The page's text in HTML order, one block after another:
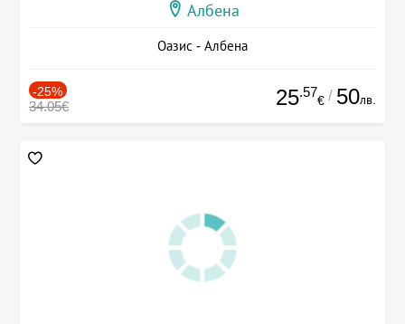
Албена
Оазис - Албена
-25%
34.05€ 25.57
€ / 50лв.